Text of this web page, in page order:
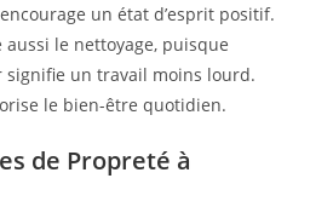
un état d’esprit positif.
le nettoyage, puisque
signifie un travail moins lourd.
le bien-être quotidien.
de Propreté à